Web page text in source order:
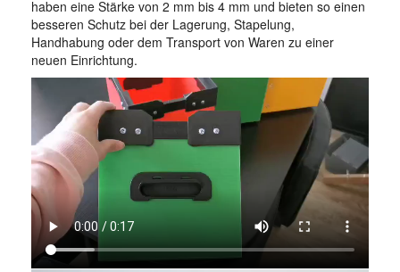
haben eine Stärke von 2 mm bis 4 mm und bieten so einen
besseren Schutz bei der Lagerung, Stapelung,
Handhabung oder dem Transport von Waren zu einer
neuen Einrichtung.